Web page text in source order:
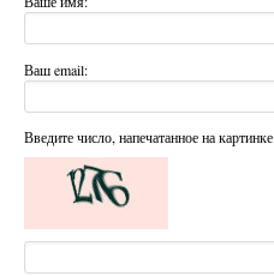
Ваш email:
Введите число, напечатанное на картинке